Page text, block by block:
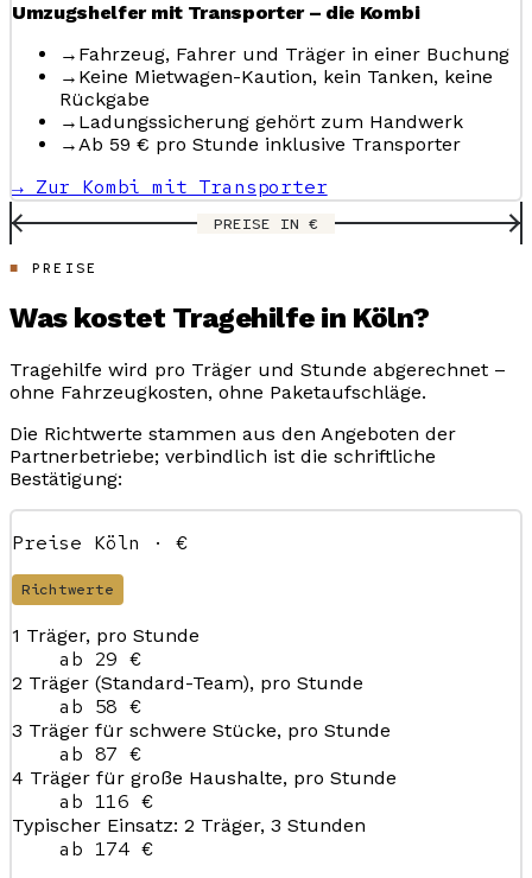
Umzugshelfer mit Transporter – die Kombi
→ Fahrzeug, Fahrer und Träger in einer Buchung
→ Keine Mietwagen-Kaution, kein Tanken, keine
Rückgabe
→ Ladungssicherung gehört zum Handwerk
→Ab 59 € pro Stunde inklusive Transporter
→ Zur Kombi mit Transporter
PREISE IN €
PREISE
Was kostet Tragehilfe in Köln?
Tragehilfe wird pro Träger und Stunde abgerechnet –
ohne Fahrzeugkosten, ohne Paketaufschläge.
Die Richtwerte stammen aus den Angeboten der
Partnerbetriebe; verbindlich ist die schriftliche
Bestätigung:
Preise Köln · €
Richtwerte
1 Träger, pro Stunde
ab 29 €
2 Träger (Standard-Team), pro Stunde
ab 58 €
3 Träger für schwere Stücke, pro Stunde
ab 87 €
4 Träger für große Haushalte, pro Stunde
ab 116 €
Typischer Einsatz: 2 Träger, 3 Stunden
ab 174 €